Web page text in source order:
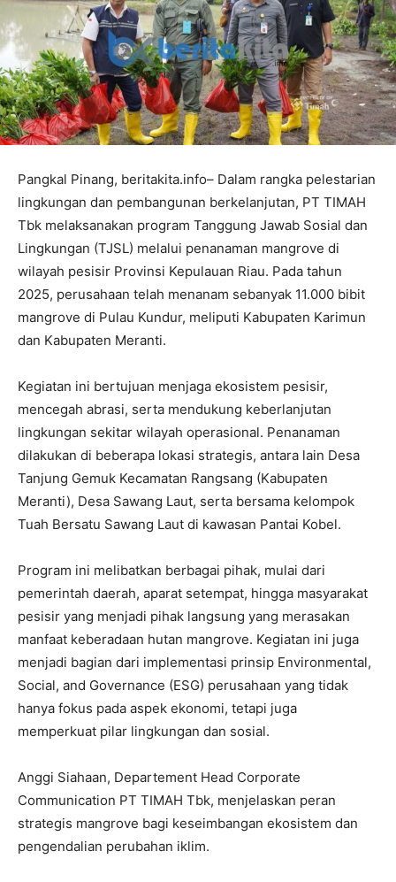
Pangkal Pinang, beritakita.info– Dalam rangka pelestarian
lingkungan dan pembangunan berkelanjutan, PT TIMAH
Tbk melaksanakan program Tanggung Jawab Sosial dan
Lingkungan (TJSL) melalui penanaman mangrove di
wilayah pesisir Provinsi Kepulauan Riau. Pada tahun
2025, perusahaan telah menanam sebanyak 11.000 bibit
mangrove di Pulau Kundur, meliputi Kabupaten Karimun
dan Kabupaten Meranti.
Kegiatan ini bertujuan menjaga ekosistem pesisir,
mencegah abrasi, serta mendukung keberlanjutan
lingkungan sekitar wilayah operasional. Penanaman
dilakukan di beberapa lokasi strategis, antara lain Desa
Tanjung Gemuk Kecamatan Rangsang (Kabupaten
Meranti), Desa Sawang Laut, serta bersama kelompok
Tuah Bersatu Sawang Laut di kawasan Pantai Kobel.
Program ini melibatkan berbagai pihak, mulai dari
pemerintah daerah, aparat setempat, hingga masyarakat
pesisir yang menjadi pihak langsung yang merasakan
manfaat keberadaan hutan mangrove. Kegiatan ini juga
menjadi bagian dari implementasi prinsip Environmental,
Social, and Governance (ESG) perusahaan yang tidak
hanya fokus pada aspek ekonomi, tetapi juga
memperkuat pilar lingkungan dan sosial.
Anggi Siahaan, Departement Head Corporate
Communication PT TIMAH Tbk, menjelaskan peran
strategis mangrove bagi keseimbangan ekosistem dan
pengendalian perubahan iklim.